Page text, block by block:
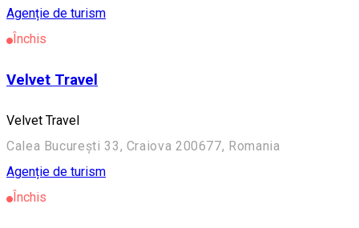
Agenție de turism
Închis
Velvet Travel
Velvet Travel
Calea București 33, Craiova 200677, Romania
Agenție de turism
Închis